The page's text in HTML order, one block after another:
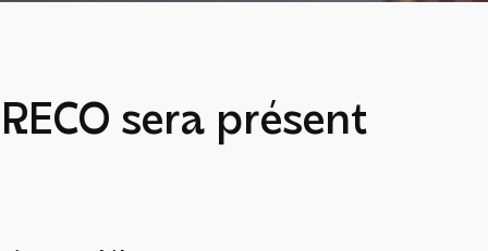
sera présent